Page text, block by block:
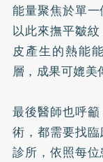
能量聚焦於單
以此來撫平皺
皮產生的熱能
層，成果可媲美
最後醫師也呼
術，都需要找
診所，依照每